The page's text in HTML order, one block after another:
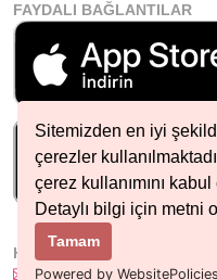
Sitemizden en iyi
çerezler
çerez kullanımını
Detaylı bilgi için metni
Tamam
Powered by WebsitePolicies
FAYDALI BAĞLANTILAR
HIZLI İLETIŞIM
info@nobetcieczane.net